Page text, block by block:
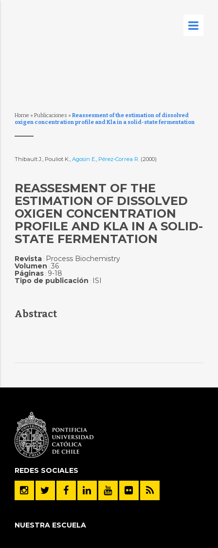
Home » Publicaciones » Reassesment of the estimation of dissolved
oxigen concentration profile and Kla in a solid-state fermentation
Thibault J., Pouliot K., Agosin E., Pérez-Correa R. (2000)
REASSESMENT OF THE
ESTIMATION OF DISSOLVED
OXIGEN CONCENTRATION
PROFILE AND KLA IN A SOLID-
STATE FERMENTATION
Revista: Process Biochemistry
Volumen : 36
Páginas: 9-18
Tipo de publicación : ISI
Abstract
REDES SOCIALES
NUESTRA ESCUELA